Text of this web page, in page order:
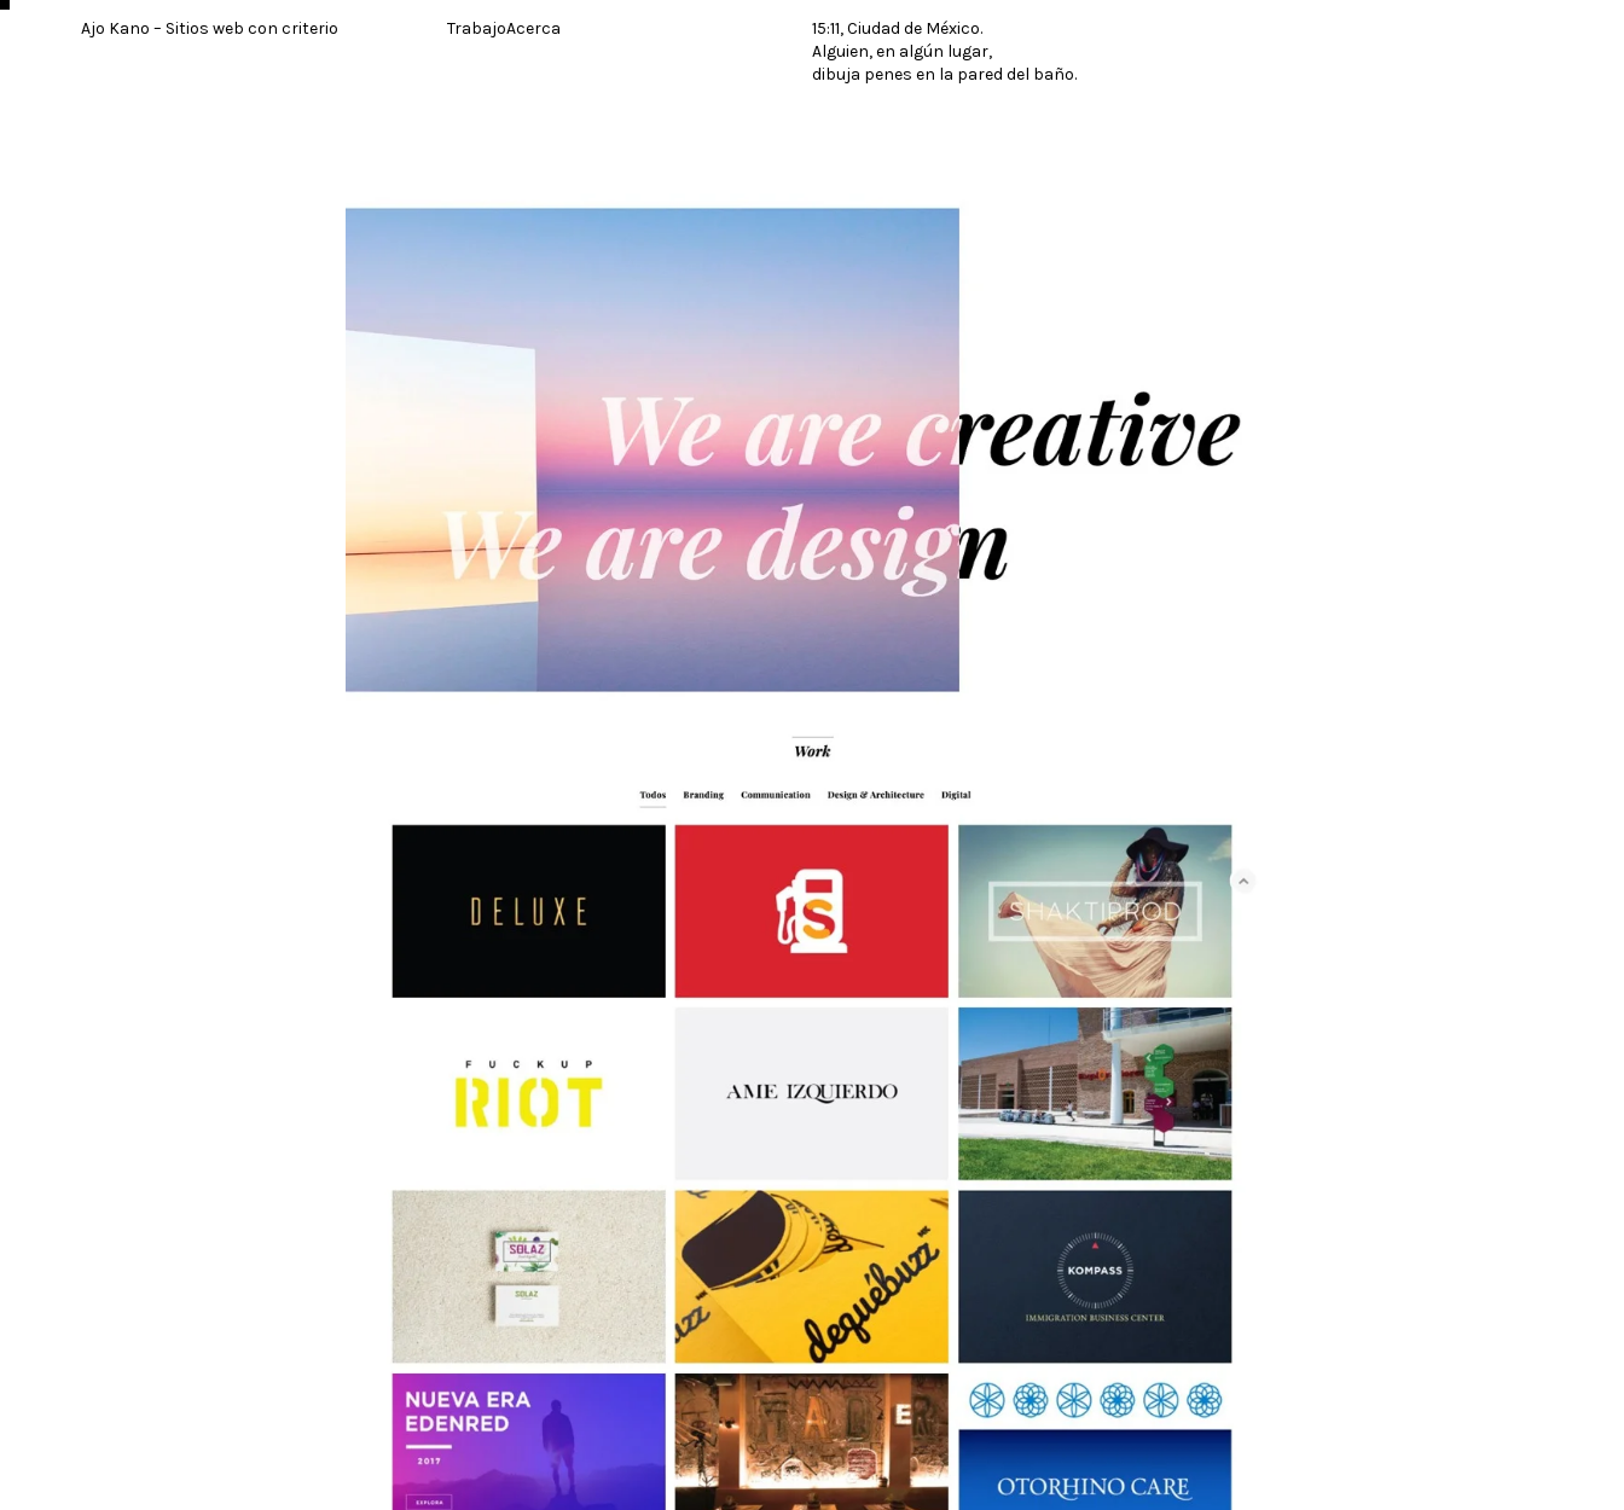
Skip
Ajo Kano – Sitios web con criterio TrabajoAcerca
15:11, Ciudad de México.
Alguien, en algún lugar,
dibuja penes en la pared del baño.